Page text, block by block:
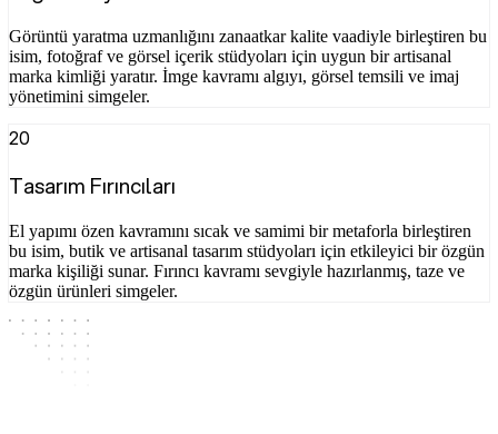
Görüntü yaratma uzmanlığını zanaatkar kalite vaadiyle birleştiren bu
isim, fotoğraf ve görsel içerik stüdyoları için uygun bir artisanal
marka kimliği yaratır. İmge kavramı algıyı, görsel temsili ve imaj
yönetimini simgeler.
20
Tasarım Fırıncıları
El yapımı özen kavramını sıcak ve samimi bir metaforla birleştiren
bu isim, butik ve artisanal tasarım stüdyoları için etkileyici bir özgün
marka kişiliği sunar. Fırıncı kavramı sevgiyle hazırlanmış, taze ve
özgün ürünleri simgeler.